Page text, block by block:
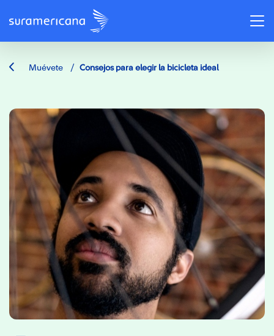
Muévete / Consejos para elegir la bicicleta ideal